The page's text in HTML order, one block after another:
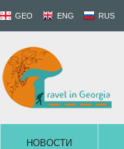
GEO ENG RUS
НОВОСТИ